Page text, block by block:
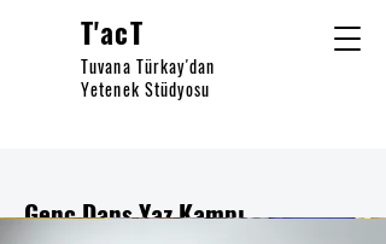
T'acT
Tuvana Türkay'dan
Yetenek Stüdyosu
Genç Dans Yaz Kampı